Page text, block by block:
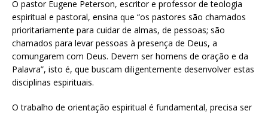
O pastor Eugene Peterson, escritor e professor de teologia
espiritual e pastoral, ensina que “os pastores são chamados
prioritariamente para cuidar de almas, de pessoas; são
chamados para levar pessoas à presença de Deus, a
comungarem com Deus. Devem ser homens de oração e da
Palavra”, isto é, que buscam diligentemente desenvolver estas
disciplinas espirituais.
O trabalho de orientação espiritual é fundamental, precisa ser